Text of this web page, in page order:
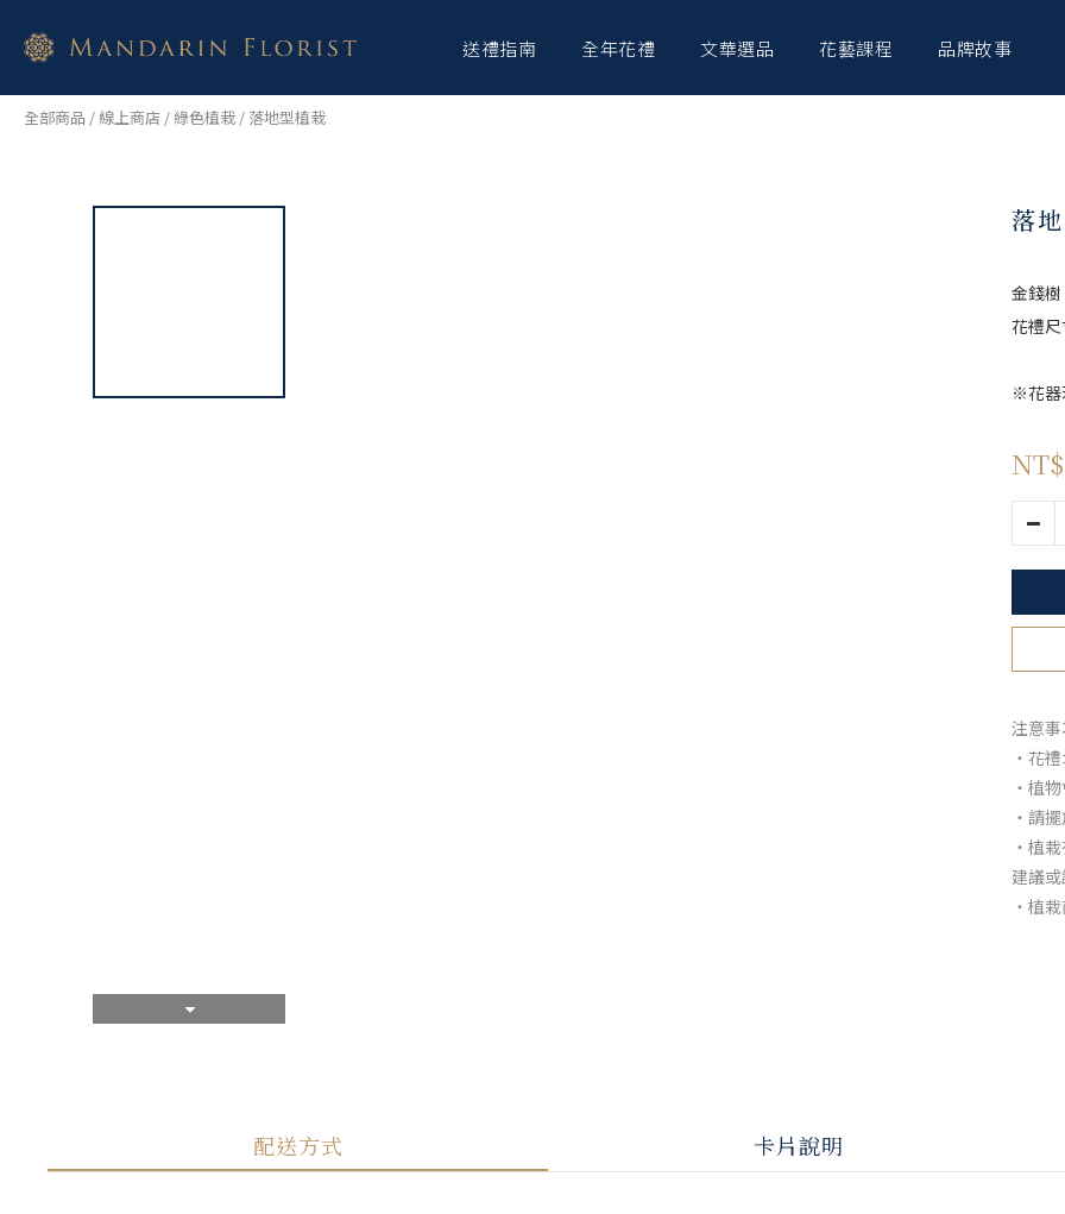
送禮指南 全年花禮 文華選品 花藝課程 品牌故事
全部商品 / 線上商店 / 綠色植栽 / 落地型植栽
落
金錢
花禮
※花器
注意
・花
・植
・請
・植
建議
・植
配送方式 卡片說明